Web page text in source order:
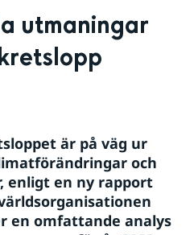
utmaningar
är på väg ur
och
enligt en ny rapport
en omfattande analys